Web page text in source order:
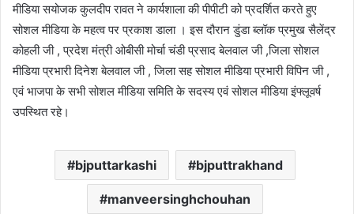
मीडिया सयोजक कुलदीप रावत ने कार्यशाला की पीपीटी को प्रदर्शित करते हुए
सोशल मीडिया के महत्व पर प्रकाश डाला । इस दौरान डुंडा ब्लॉक प्रमुख सैलेंद्र
कोहली जी , प्रदेश मंत्री ओबीसी मोर्चा चंडी प्रसाद बेलवाल जी ,जिला सोशल
मीडिया प्रभारी दिनेश बेलवाल जी , जिला सह सोशल मीडिया प्रभारी विपिन जी ,
एवं भाजपा के सभी सोशल मीडिया समिति के सदस्य एवं सोशल मीडिया इंफ्लूवर्ष
उपस्थित रहे।
bjputtarkashi bjputtrakhand
manveersinghchouhan